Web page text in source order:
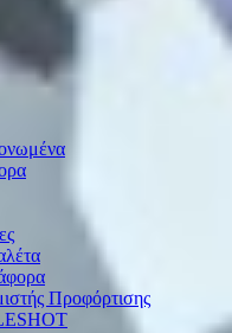
Προφόρτισης